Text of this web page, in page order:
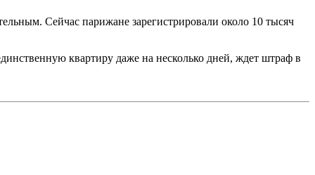
Сейчас парижане зарегистрировали около 10 тысяч
квартиру даже на несколько дней, ждет штраф в